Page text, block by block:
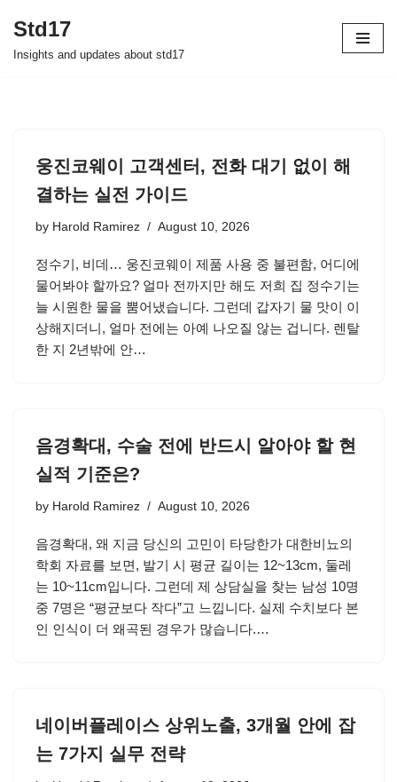
Skip
Std17
Insights and updates about std17
웅진코웨이 고객센터, 전화 대기 없이 해
결하는 실전 가이드
by Harold Ramirez August 10, 2026
정수기, 비데… 웅진코웨이 제품 사용 중 불편함, 어디에
물어봐야 할까요? 얼마 전까지만 해도 저희 집 정수기는
늘 시원한 물을 뿜어냈습니다. 그런데 갑자기 물 맛이 이
상해지더니, 얼마 전에는 아예 나오질 않는 겁니다. 렌탈
한 지 2년밖에 안…
음경확대, 수술 전에 반드시 알아야 할 현
실적 기준은?
by Harold Ramirez August 10, 2026
음경확대, 왜 지금 당신의 고민이 타당한가 대한비뇨의
학회 자료를 보면, 발기 시 평균 길이는 12~13cm, 둘레
는 10~11cm입니다. 그런데 제 상담실을 찾는 남성 10명
중 7명은 “평균보다 작다”고 느낍니다. 실제 수치보다 본
인 인식이 더 왜곡된 경우가 많습니다.…
네이버플레이스 상위노출, 3개월 안에 잡
는 7가지 실무 전략